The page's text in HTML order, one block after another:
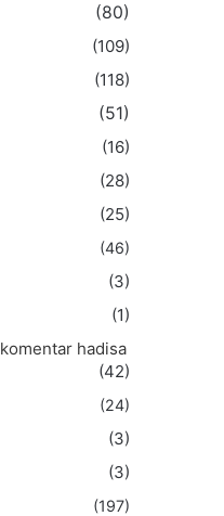
(80)
(109)
(118)
(51)
(16)
(28)
(25)
(46)
(3)
(1)
hadisa
(42)
(24)
(3)
(3)
(197)